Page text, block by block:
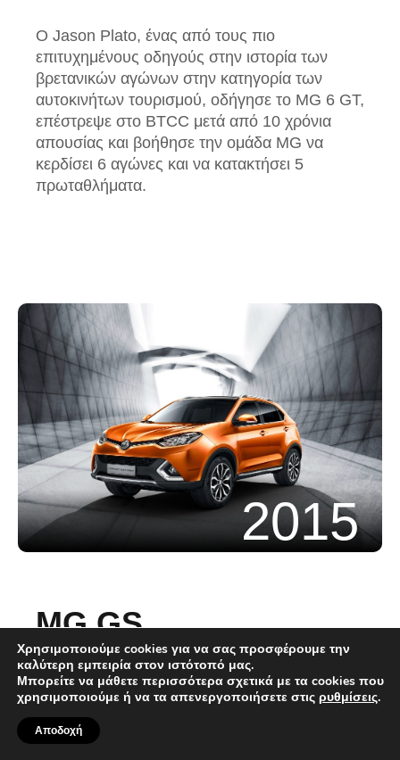
Ο Jason Plato, ένας από τους πιο
επιτυχημένους οδηγούς στην ιστορία των
βρετανικών αγώνων στην κατηγορία των
αυτοκινήτων τουρισμού, οδήγησε το MG 6 GT,
επέστρεψε στο BTCC μετά από 10 χρόνια
απουσίας και βοήθησε την ομάδα MG να
κερδίσει 6 αγώνες και να κατακτήσει 5
πρωταθλήματα.
2015
MG GS
Το πρώτο SUV
Πάντα στην πρώτη γραμμή της καινοτομίας, η
MG λανσάρει το MG GS, το πρώτο SUV της
Χρησιμοποιούμε cookies για να σας προσφέρουμε την
καλύτερη εμπειρία στον ιστότοπό μας.
Μπορείτε να μάθετε περισσότερα σχετικά με τα cookies που
χρησιμοποιούμε ή να τα απενεργοποιήσετε στις ρυθμίσεις.
Αποδοχή